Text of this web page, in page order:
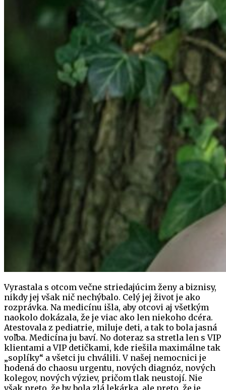
Vyrastala s otcom večne striedajúcim ženy a biznisy,
nikdy jej však nič nechýbalo. Celý jej život je ako
rozprávka. Na medicínu išla, aby otcovi aj všetkým
naokolo dokázala, že je viac ako len niekoho dcéra.
Atestovala z pediatrie, miluje deti, a tak to bola jasná
voľba. Medicína ju baví. No doteraz sa stretla len s VIP
klientami a VIP detičkami, kde riešila maximálne tak
„soplíky“ a všetci ju chválili. V našej nemocnici je
hodená do chaosu urgentu, nových diagnóz, nových
kolegov, nových výziev, pričom tlak neustojí. Nie
však preto, že by bola zlá lekárka, ale preto, že je